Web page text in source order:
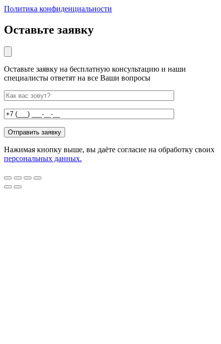
Политика конфиденциальности
Оставьте заявку
Оставьте заявку на бесплатную консультацию и наши
специалисты ответят на все Ваши вопросы
Нажимая кнопку выше, вы даёте согласие на обработку своих
персональных данных.